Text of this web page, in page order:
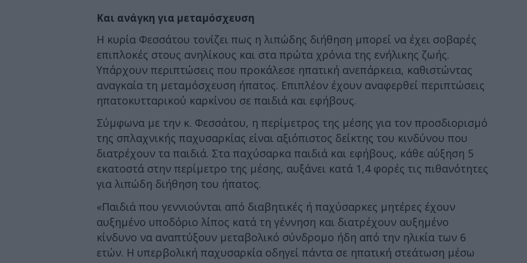
Και ανάγκη για μεταμόσχευση
Η κυρία Φεσσάτου τονίζει πως η λιπώδης διήθηση μπορεί να έχει σοβαρές
επιπλοκές στους ανηλίκους και στα πρώτα χρόνια της ενήλικης ζωής.
Υπάρχουν περιπτώσεις που προκάλεσε ηπατική ανεπάρκεια, καθιστώντας
αναγκαία τη μεταμόσχευση ήπατος. Επιπλέον έχουν αναφερθεί περιπτώσεις
ηπατοκυτταρικού καρκίνου σε παιδιά και εφήβους.
Σύμφωνα με την κ. Φεσσάτου, η περίμετρος της μέσης για τον προσδιορισμό
της σπλαχνικής παχυσαρκίας είναι αξιόπιστος δείκτης του κινδύνου που
διατρέχουν τα παιδιά. Στα παχύσαρκα παιδιά και εφήβους, κάθε αύξηση 5
εκατοστά στην περίμετρο της μέσης, αυξάνει κατά 1,4 φορές τις πιθανότητες
για λιπώδη διήθηση του ήπατος.
«Παιδιά που γεννιούνται από διαβητικές ή παχύσαρκες μητέρες έχουν
αυξημένο υποδόριο λίπος κατά τη γέννηση και διατρέχουν αυξημένο
κίνδυνο να αναπτύξουν μεταβολικό σύνδρομο ήδη από την ηλικία των 6
ετών. Η υπερβολική παχυσαρκία οδηγεί πάντα σε ηπατική στεάτωση μέσω